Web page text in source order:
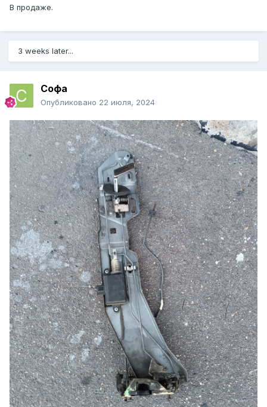
В продаже.
3 weeks later...
Софа
Опубликовано 22 июля, 2024